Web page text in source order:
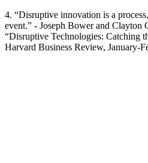
4. “Disruptive innovation is a
event.” - Joseph Bower and Clayton
“Disruptive Technologies: Catching
Harvard Business Review, January-